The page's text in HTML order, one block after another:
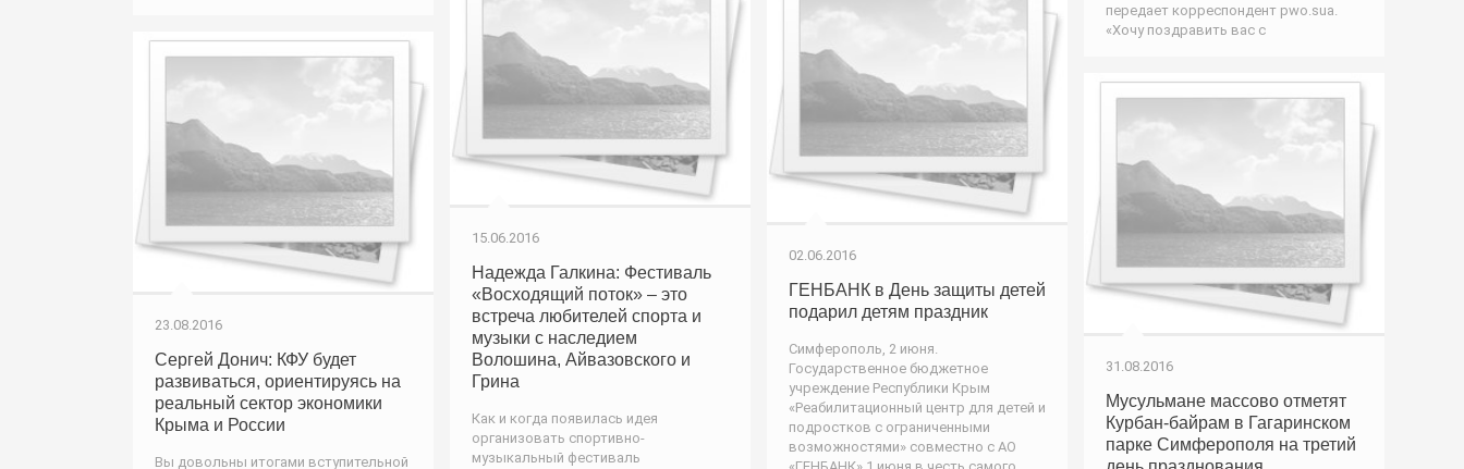
передает корреспондент pwo.suа.
«Хочу поздравить вас с
15.06.2016
Надежда Галкина: Фестиваль
«Восходящий поток» – это
встреча любителей спорта и
музыки с наследием
Волошина, Айвазовского и
Грина
Как и когда появилась идея
организовать спортивно-
музыкальный фестиваль
02.06.2016
ГЕНБАНК в День защиты детей
подарил детям праздник
Симферополь, 2 июня.
Государственное бюджетное
учреждение Республики Крым
«Реабилитационный центр для детей и
подростков с ограниченными
возможностями» совместно с АО
23.08.2016
Сергей Донич: КФУ будет
развиваться, ориентируясь на
реальный сектор экономики
Крыма и России
Вы довольны итогами вступительной
31.08.2016
Мусульмане массово отметят
Курбан-байрам в Гагаринском
парке Симферополя на третий